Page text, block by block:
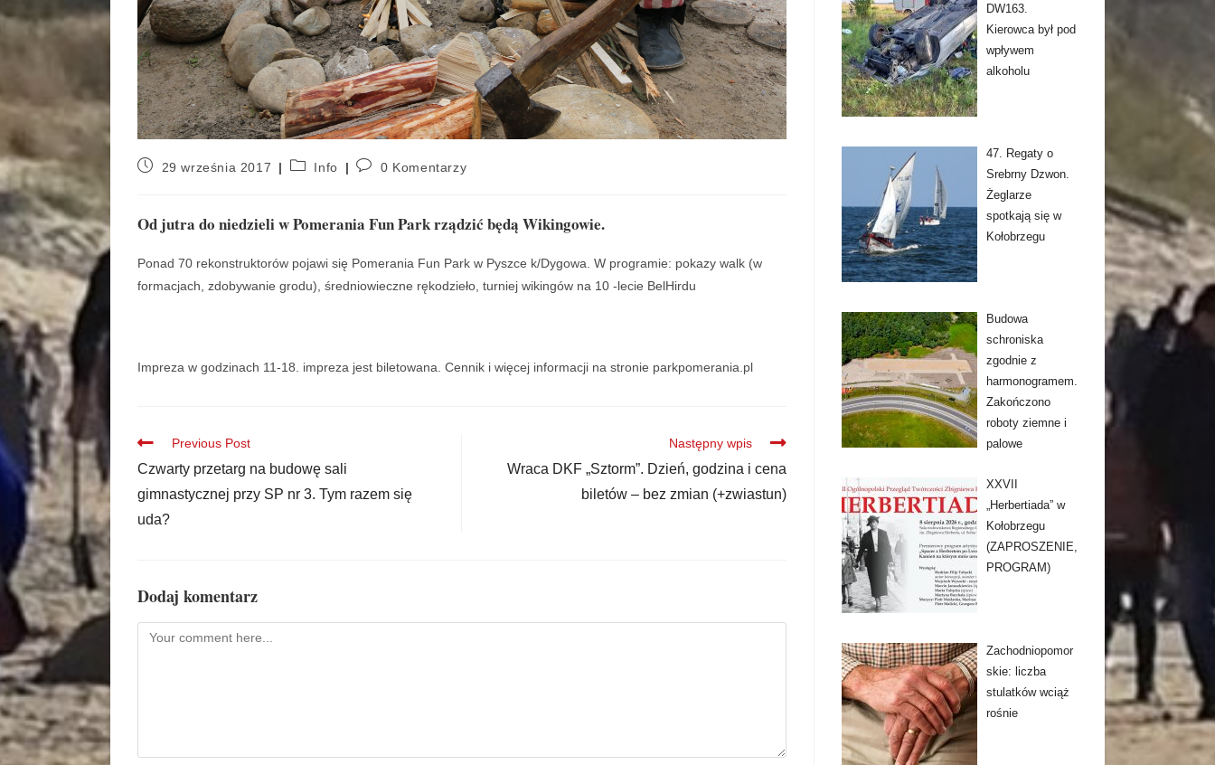
29 września 2017 Info 0 Komentarzy
Od jutra do niedzieli w Pomerania Fun Park rządzić będą Wikingowie.
Ponad 70 rekonstruktorów pojawi się Pomerania Fun Park w Pyszce k/Dygowa. W programie: pokazy walk (w
formacjach, zdobywanie grodu), średniowieczne rękodzieło, turniej wikingów na 10 -lecie BelHirdu
Impreza w godzinach 11-18. impreza jest biletowana. Cennik i więcej informacji na stronie parkpomerania.pl
Previous Post
Czwarty przetarg na budowę sali
gimnastycznej przy SP nr 3. Tym razem się
uda?
Następny wpis
Wraca DKF „Sztorm”. Dzień, godzina i cena
biletów – bez zmian (+zwiastun)
Dodaj komentarz
DW163.
Kierowca był pod
wpływem
alkoholu
47. Regaty o
Srebrny Dzwon.
Żeglarze
spotkają się w
Kołobrzegu
Budowa
schroniska
zgodnie z
harmonogramem.
Zakończono
roboty ziemne i
palowe
XXVII
„Herbertiada” w
Kołobrzegu
(ZAPROSZENIE,
PROGRAM)
Zachodniopomor
skie: liczba
stulatków wciąż
rośnie